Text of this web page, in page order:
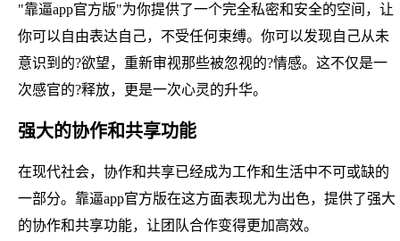
"靠逼app官方版"为你提供了一个完全私密和安全的空间，让
你可以自由表达自己，不受任何束缚。你可以发现自己从未
意识到的?欲望，重新审视那些被忽视的?情感。这不仅是一
次感官的?释放，更是一次心灵的升华。
强大的协作和共享功能
在现代社会，协作和共享已经成为工作和生活中不可或缺的
一部分。靠逼app官方版在这方面表现尤为出色，提供了强大
的协作和共享功能，让团队合作变得更加高效。